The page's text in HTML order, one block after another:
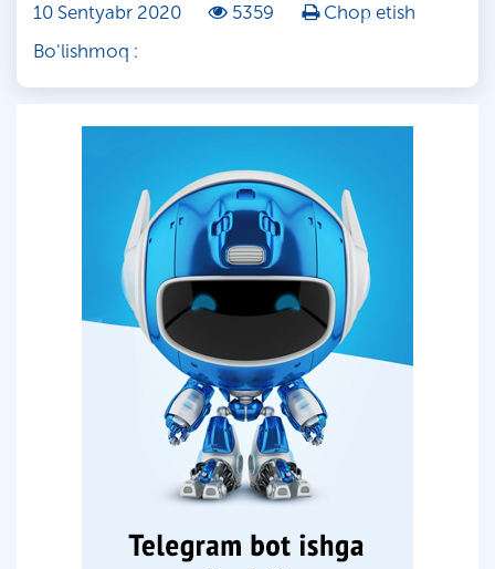
10 Sentyabr 2020
5359
Chop etish
Bo'lishmoq :